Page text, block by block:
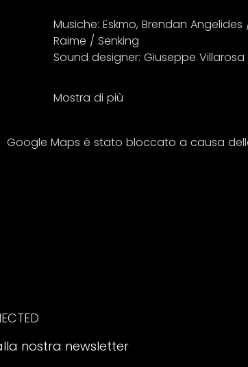
Musiche: Eskmo, Brendan
Raime / Senking
Sound designer: Giuseppe Villarosa
Mostra di più
Google Maps è stato bloccato a causa
nostra newsletter